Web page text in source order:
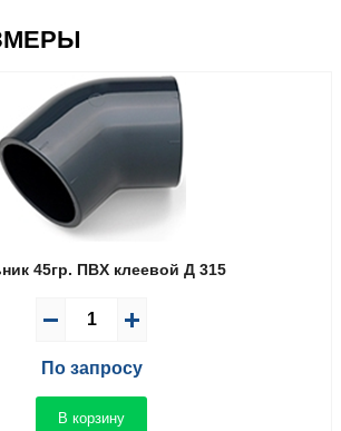
45гр. ПВX клеевой Д 315
По запросу
В корзину